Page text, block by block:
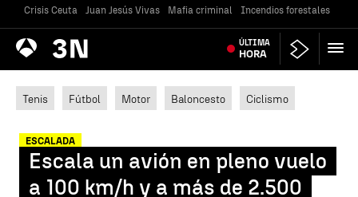
Crisis Ceuta Juan Jesús Vivas Mafia criminal Incendios forestales
Antena
3 Noticias ÚLTIMA
HORA
Tenis Fútbol Motor Baloncesto Ciclismo
ESCALADA
Escala un avión en pleno vuelo
a 100 km/h y a más de 2.500